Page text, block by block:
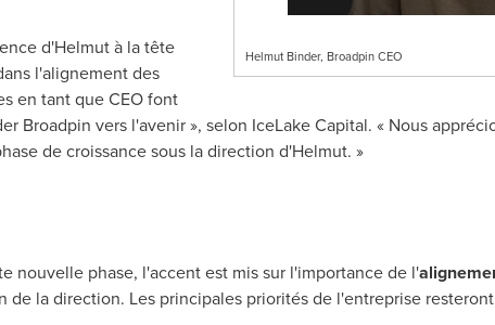
Helmut Binder, Broadpin CEO
d'Helmut à la tête
l'alignement des
en tant que CEO font
Broadpin vers l'avenir », selon IceLake Capital. « Nous
de croissance sous la direction d'Helmut. »
nouvelle phase, l'accent est mis sur l'importance de l'
de la direction. Les principales priorités de l'entreprise